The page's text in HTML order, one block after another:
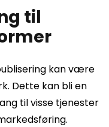
til
kan være
Dette kan bli en
til visse tjenester